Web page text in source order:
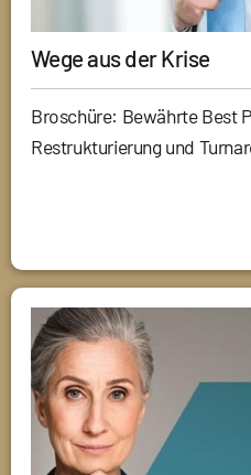
Wege aus der Krise
Broschüre: Bewährte Best
Restrukturierung und